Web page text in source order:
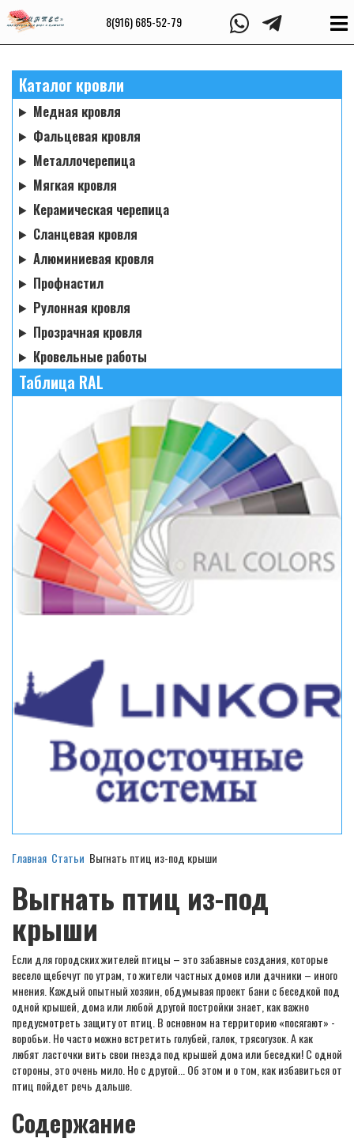
8(916) 685-52-79
Каталог кровли
Медная кровля
Фальцевая кровля
Металлочерепица
Мягкая кровля
Керамическая черепица
Сланцевая кровля
Алюминиевая кровля
Профнастил
Рулонная кровля
Прозрачная кровля
Кровельные работы
Таблица RAL
Главная Статьи Выгнать птиц из-под крыши
Выгнать птиц из-под
крыши
Если для городских жителей птицы – это забавные создания, которые
весело щебечут по утрам, то жители частных домов или дачники – иного
мнения. Каждый опытный хозяин, обдумывая проект бани с беседкой под
одной крышей, дома или любой другой постройки знает, как важно
предусмотреть защиту от птиц. В основном на территорию «посягают» -
воробьи. Но часто можно встретить голубей, галок, трясогузок. А как
любят ласточки вить свои гнезда под крышей дома или беседки! С одной
стороны, это очень мило. Но с другой... Об этом и о том, как избавиться от
птиц пойдет речь дальше.
Содержание